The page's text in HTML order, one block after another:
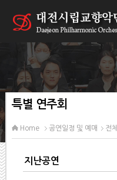
특별 연주회
Home 공연일정 및 예매 전
지난공연